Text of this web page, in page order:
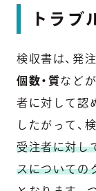
トラブ
検収書は、発
個数・質など
者に対して認
したがって、
受注者に対し
スについての